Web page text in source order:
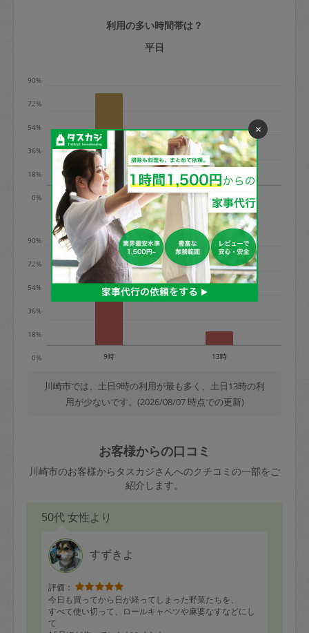
定期契約をキャンセルする場合、毎週定
期は月2回まで隔週定期は月1回までキャ
・1回につき1,200円※
・詳細ルールは、こちらを参照くださ
※キャンセル料金の設定について：
定期依頼1回（3時間）の金額とスポット
1回（3時間）依頼した場合の金額の差額
相当で料金設定されています。
利用の多い時間帯は？
平日
0%
18%
36%
54%
72%
90%
9時 13時
土日
0%
18%
36%
54%
72%
90%
9時 13時
川崎市では、土日9時の利用が最も多く、土日13時の利
用が少ないです。(2026/08/07 時点での更新)
お客様からの口コミ
川崎市のお客様からタスカジさんへのクチコミの一部をご
紹介します。
50代 女性より
すずきよ
評価：
今日も買ってから日が経ってしまった野菜たちを、
すべて使い切って、ロールキャベツや麻婆なすなどにし
て
×